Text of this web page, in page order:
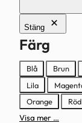
Stäng
Färg
Färg
Blå Brun
Lila
Orange
Röd
Visa mer …